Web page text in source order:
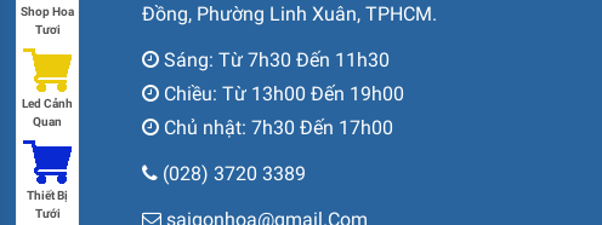
Đồng, Phường Linh Xuân, TPHCM.
Sáng: Từ 7h30 Đến 11h30
Chiều: Từ 13h00 Đến 19h00
Chủ nhật: 7h30 Đến 17h00
(028) 3720 3389
saigonhoa@gmail.Com
Shop Hoa
Tươi
Led Cảnh
Quan
Thiết Bị
Tưới